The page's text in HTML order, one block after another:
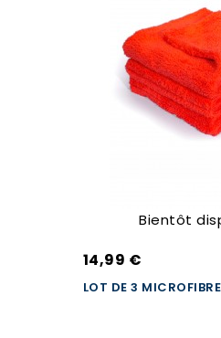
Bientôt
14,99 €
LOT DE 3